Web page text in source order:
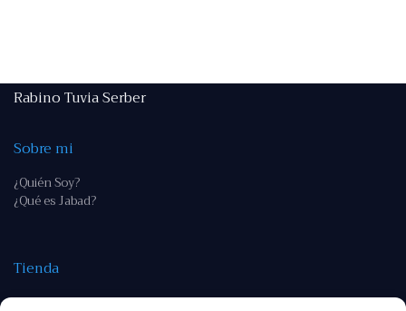
Rabino Tuvia Serber
Sobre mi
¿Quién Soy?
¿Qué es Jabad?
Tienda
Tienda